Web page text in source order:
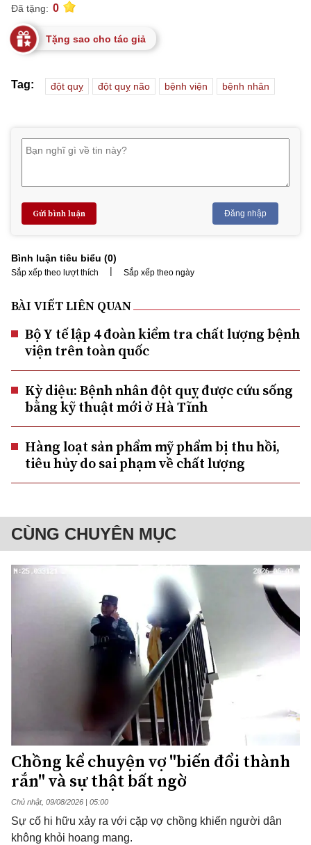
Đã tặng: 0
Tặng sao cho tác giả
Tag: đột quỵ đột quỵ não bệnh viện bệnh nhân
Gửi bình luận Đăng nhập
Bình luận tiêu biểu (0)
Sắp xếp theo lượt thích | Sắp xếp theo ngày
BÀI VIẾT LIÊN QUAN
Bộ Y tế lập 4 đoàn kiểm tra chất lượng bệnh
viện trên toàn quốc
Kỳ diệu: Bệnh nhân đột quỵ được cứu sống
bằng kỹ thuật mới ở Hà Tĩnh
Hàng loạt sản phẩm mỹ phẩm bị thu hồi,
tiêu hủy do sai phạm về chất lượng
CÙNG CHUYÊN MỤC
Chồng kể chuyện vợ "biến đổi thành
rắn" và sự thật bất ngờ
Chủ nhật, 09/08/2026 | 05:00
Sự cố hi hữu xảy ra với cặp vợ chồng khiến người dân
không khỏi hoang mang.